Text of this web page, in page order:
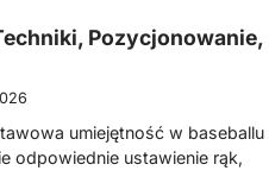
Pozycjonowanie,
umiejętność w baseballu
odpowiednie ustawienie rąk,